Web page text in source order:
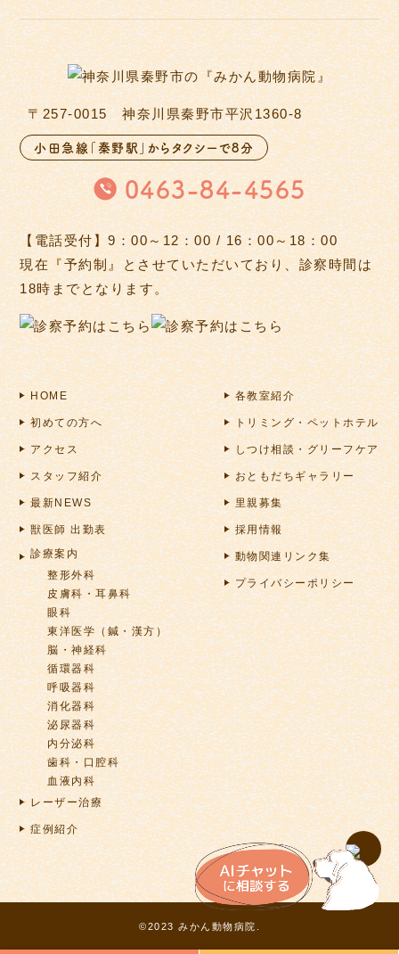
〒257-0015 神奈川県秦野市平沢1360-8
小田急線「秦野駅」からタクシーで8分
0463-84-4565
【電話受付】9：00～12：00 / 16：00～18：00
現在『予約制』とさせていただいており、診察時間は
18時までとなります。
HOME
初めての方へ
アクセス
スタッフ紹介
最新NEWS
獣医師 出勤表
診療案内
整形外科
皮膚科・耳鼻科
眼科
東洋医学（鍼・漢方）
脳・神経科
循環器科
呼吸器科
消化器科
泌尿器科
内分泌科
歯科・口腔科
血液内科
レーザー治療
症例紹介
各教室紹介
トリミング・ペットホテル
しつけ相談・グリーフケア
おともだちギャラリー
里親募集
採用情報
動物関連リンク集
プライバシーポリシー
©2023 みかん動物病院.